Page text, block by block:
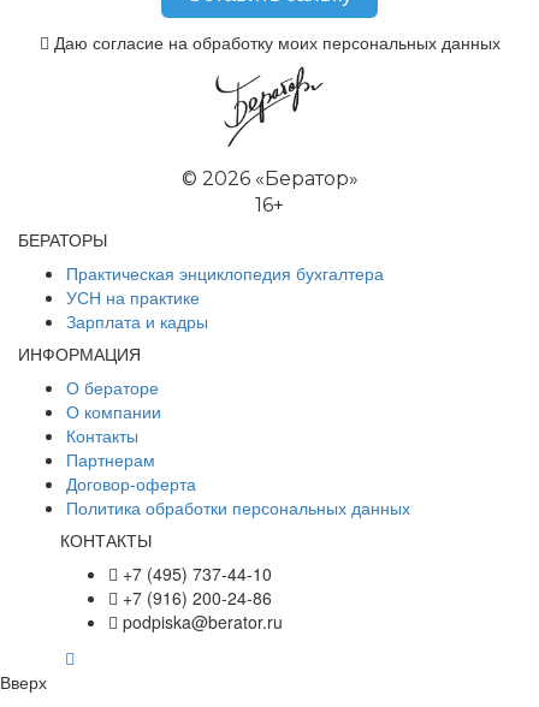
Даю согласие на обработку моих персональных данных
© 2026 «Бератор»
16+
БЕРАТОРЫ
Практическая энциклопедия бухгалтера
УСН на практике
Зарплата и кадры
ИНФОРМАЦИЯ
О бераторе
О компании
Контакты
Партнерам
Договор-оферта
Политика обработки персональных данных
КОНТАКТЫ
+7 (495) 737-44-10
+7 (916) 200-24-86
podpiska@berator.ru
Вверх